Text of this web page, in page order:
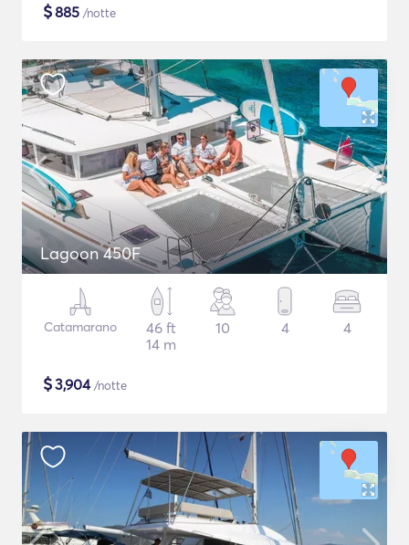
$885 /notte
Lagoon 450F
Catamarano
46 ft
14 m
10 4 4
$3,904/notte